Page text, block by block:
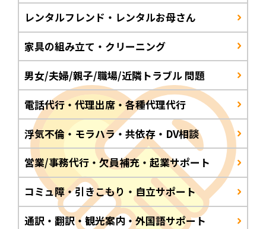
レンタルフレンド・レンタルお母さん
家具の組み立て・クリーニング
男女/夫婦/親子/職場/近隣トラブル 問題
電話代行・代理出席・各種代理代行
浮気不倫・モラハラ・共依存・DV相談
営業/事務代行・欠員補充・起業サポート
コミュ障・引きこもり・自立サポート
通訳・翻訳・観光案内・外国語サポート